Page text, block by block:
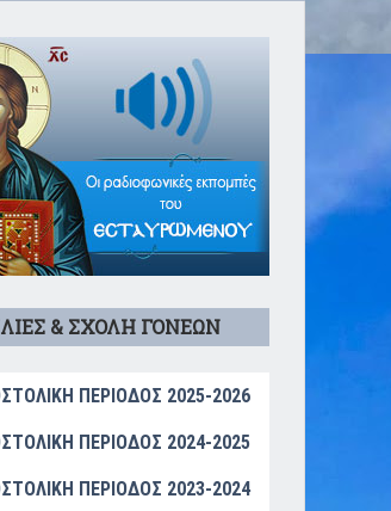
& ΣΧΟΛΗ ΓΟΝΕΩΝ
ΠΕΡΙΟΔΟΣ 2025-2026
ΠΕΡΙΟΔΟΣ 2024-2025
ΠΕΡΙΟΔΟΣ 2023-2024